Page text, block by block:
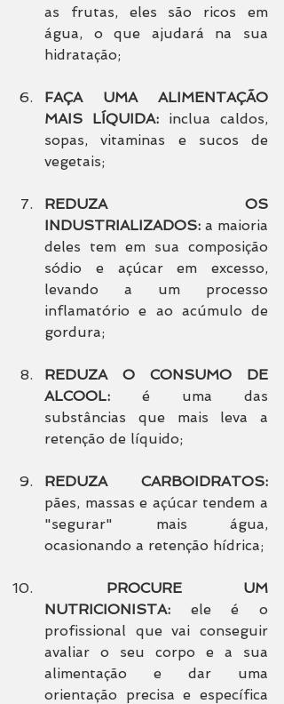
as frutas, eles são ricos em
água, o que ajudará na sua
hidratação;
FAÇA UMA ALIMENTAÇÃO
MAIS LÍQUIDA: inclua caldos,
sopas, vitaminas e sucos de
vegetais;
REDUZA OS
INDUSTRIALIZADOS: a maioria
deles tem em sua composição
sódio e açúcar em excesso,
levando a um processo
inflamatório e ao acúmulo de
gordura;
REDUZA O CONSUMO DE
ALCOOL: é uma das
substâncias que mais leva a
retenção de líquido;
REDUZA CARBOIDRATOS:
pães, massas e açúcar tendem a
"segurar" mais água,
ocasionando a retenção hídrica;
NUTRICIONISTA: ele é o
profissional que vai conseguir
avaliar o seu corpo e a sua
alimentação e dar uma
orientação precisa e específica